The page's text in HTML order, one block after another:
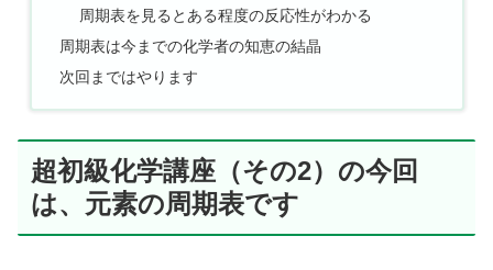
周期表を見るとある程度の反応性がわかる
周期表は今までの化学者の知恵の結晶
次回まではやります
超初級化学講座（その2）の今回
は、元素の周期表です